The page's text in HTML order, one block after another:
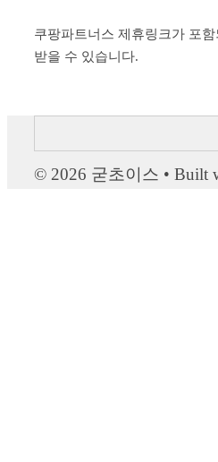
쿠팡파트너스 제휴링크가 포
받을 수 있습니다.
색
© 2026 굳초이스 • Built